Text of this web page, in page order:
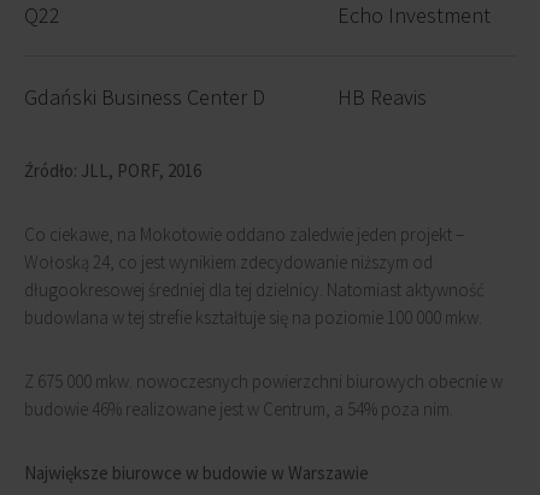
Q22 Echo Investment
Gdański Business Center D HB Reavis
Źródło: JLL, PORF, 2016
Co ciekawe, na Mokotowie oddano zaledwie jeden projekt –
Wołoską 24, co jest wynikiem zdecydowanie niższym od
długookresowej średniej dla tej dzielnicy. Natomiast aktywność
budowlana w tej strefie kształtuje się na poziomie 100 000 mkw.
Z 675 000 mkw. nowoczesnych powierzchni biurowych obecnie w
budowie 46% realizowane jest w Centrum, a 54% poza nim.
Największe biurowce w budowie w Warszawie